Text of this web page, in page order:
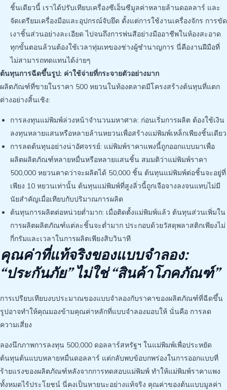
ชิ้นเดียวนี้ เราได้ปรับเทียบเครื่องซีเอ็นซีมูลค่าหลายล้านดอลลาร์ และ
จัดเตรียมเครื่องมือและอุปกรณ์จับยึด ตั้งแต่การใช้งานเครื่องจักร การขัด
เงาชิ้นส่วนอย่างละเอียด ไปจนถึงการพ่นสีอย่างมืออาชีพในห้องสะอาด
ทุกขั้นตอนล้วนต้องใช้เวลาทุ่มเทของช่างผู้ชำนาญการ นี่คืองานฝีมือที่
ไม่สามารถทดแทนได้ง่ายๆ
ต้นทุนการฉีดขึ้นรูป: ค่าใช้จ่ายที่กระจายตัวอย่างมาก
ผลิตภัณฑ์ที่ขายในราคา 500 หยวนในท้องตลาดมีโครงสร้างต้นทุนที่แตก
ต่างอย่างสิ้นเชิง:
การลงทุนแม่พิมพ์ล่วงหน้าจำนวนมหาศาล: ก่อนเริ่มการผลิต ต้องใช้เงิน
ลงทุนหลายแสนหรือหลายล้านหยวนเพื่อสร้างแม่พิมพ์เหล็กเพียงชิ้นเดียว
การลดต้นทุนอย่างน่าอัศจรรย์: แม่พิมพ์ราคาแพงนี้ถูกออกแบบมาเพื่อ
ผลิตผลิตภัณฑ์หลายหมื่นหรือหลายแสนชิ้น สมมติว่าแม่พิมพ์ราคา
500,000 หยวนคาดว่าจะผลิตได้ 50,000 ชิ้น ต้นทุนแม่พิมพ์ต่อชิ้นจะอยู่ที่
เพียง 10 หยวนเท่านั้น ต้นทุนแม่พิมพ์ที่สูงลิ่วนี้ถูกเจือจางลงจนแทบไม่มี
นัยสำคัญเมื่อเทียบกับปริมาณการผลิต
ต้นทุนการผลิตต่อหน่วยต่ำมาก: เมื่อติดตั้งแม่พิมพ์แล้ว ต้นทุนส่วนเพิ่มใน
การผลิตผลิตภัณฑ์แต่ละชิ้นจะต่ำมาก ประกอบด้วยวัสดุพลาสติกเพียงไม่
กี่กรัมและเวลาในการผลิตเพียงสิบวินาที
คุณค่าที่แท้จริงของแบบจำลอง:
“ประกันภัย” ไม่ใช่ “สินค้าโภคภัณฑ์”
การเปรียบเทียบงบประมาณของแบบจำลองกับราคาของผลิตภัณฑ์ที่ฉีดขึ้น
รูปอาจทำให้คุณมองข้ามคุณค่าหลักที่แบบจำลองมอบให้ นั่นคือ การลด
ความเสี่ยง
ลองนึกภาพการลงทุน 500,000 ดอลลาร์สหรัฐฯ ในแม่พิมพ์เพื่อประหยัด
ต้นทุนต้นแบบหลายหมื่นดอลลาร์ แต่กลับพบข้อบกพร่องในการออกแบบที่
ร้ายแรงของผลิตภัณฑ์หลังจากการทดสอบแม่พิมพ์ ทำให้แม่พิมพ์ราคาแพง
ทั้งหมดไร้ประโยชน์ นี่คงเป็นหายนะอย่างแท้จริง คุณค่าของต้นแบบมูลค่า